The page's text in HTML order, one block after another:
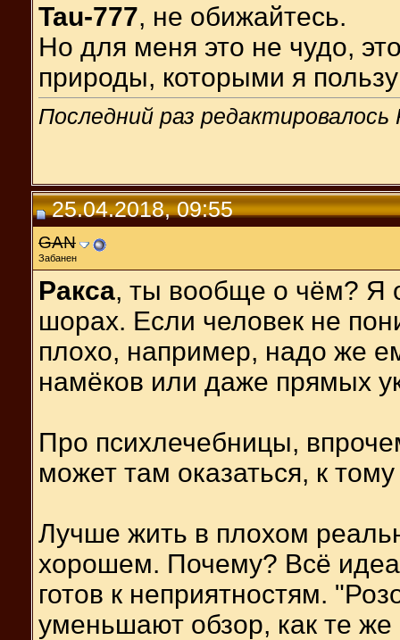
Tau-777, не обижайтесь.
Но для меня это не чудо,
природы, которыми я
Последний раз
25.04.2018, 09:55
GAN
Забанен
Ракса, ты вообще о чём? Я
шорах. Если человек не
плохо, например, надо же
намёков или даже прямых
Про психлечебницы,
может там оказаться, к
Лучше жить в плохом
хорошем. Почему? Всё
готов к неприятностям.
уменьшают обзор, как те